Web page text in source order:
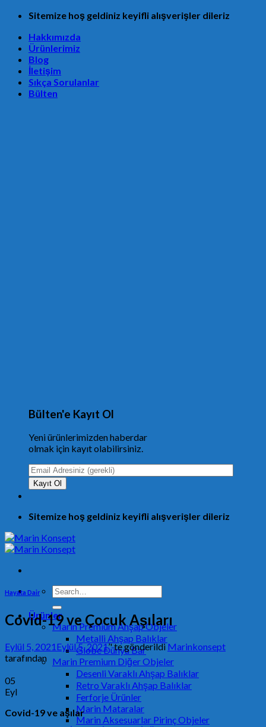
Skip
content
Sitemize hoş geldiniz keyifli alışverişler dileriz
Hakkımızda
Ürünlerimiz
Blog
İletişim
Sıkça Sorulanlar
Bülten
Bülten'e Kayıt Ol
Yeni ürünlerimizden haberdar
olmak için kayıt olabilirsiniz.
Sitemize hoş geldiniz keyifli alışverişler dileriz
Search
for:
Ürünler
Marin Premium Ahşap Objeler
Metalli Ahşap Balıklar
Globe Dünya Bar
Marin Premium Diğer Objeler
Desenli Varaklı Ahşap Balıklar
Retro Varaklı Ahşap Balıklar
Ferforje Ürünler
Marin Mataralar
Marin Aksesuarlar Pirinç Objeler
Hayata Dair
Covid-19 ve Çocuk Aşıları
Eylül 5, 2021 Eylül 5, 2021’' te gönderildi Marinkonsept
tarafından
05
Eyl
Covid-19 ve aşılar